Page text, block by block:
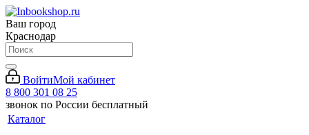
Ваш город
Краснодар
ВойтиМой кабинет
8 800 301 08 25
звонок по России бесплатный
Каталог